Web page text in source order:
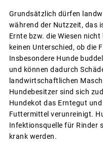
Grundsätzlich dürfen
während der Nutzzeit, das
Ernte bzw. die Wiesen
keinen Unterschied, ob die
Insbesondere Hunde
und können dadurch
landwirtschaftlichen
Hundebesitzer sind sich
Hundekot das Erntegut
Futtermittel verunreinigt.
Infektionsquelle für Rinder
krank werden.